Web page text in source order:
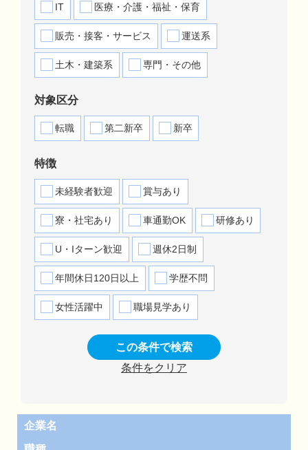
IT 医療・介護・福祉・保育
販売・接客・サービス 運送系
土木・建築系 専門・その他
対象区分
転職 第二新卒 新卒
特徴
未経験者歓迎 賞与あり
寮・社宅あり 車通勤OK 研修あり
U・Iターン歓迎 週休2日制
年間休日120日以上 学歴不問
女性活躍中 職場見学あり
条件をクリア
この条件で検索
企業名